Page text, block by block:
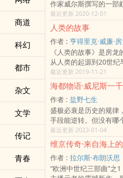
商道
科幻
都市
杂文
文学
传记
青春
精确、充满智慧，我们
优秀的历史作品不需要
品。
间的前后关联。《革命
大家耳熟能详的历史，
不忍释卷。
地区的太平洋战争，完
及败亡的全过程，深入
多角度展示轴心国和同
经济斗争。本系列图书
作者文笔流畅，引经据
精辟的个人见解。本书
而走险》，主要讲述诺
国同盟条约》，美日和
作家威尔斯撰写的一部
类文明的开端，下至第
中，作者对古代埃及、
宗教改革、英国工业革
等，都有独到的叙述。
均有所涉及。《世界简
摆脱了民族主义乃至欧
史》中，威尔斯关注的
化、思想、宗教、艺术
价值的东西。威尔斯以
此，《世界简史》具有
直是青年人学习历史知
最近更新 2020-12-01
人类的故事
作者 : 亨得里克·威廉·
《人类的故事》是房龙
从人类的起源到20世
凝练的论述。作者以深
笔，展示了人类历史的
知的人，还是通读过浩
《人类的故事》中，获
最近更新 2019-11-21
海都物语·威尼斯一
作者 : 盐野七生
盛极必衰是历史的规律
手段能逆转。但没有哪
体制不变的状态下，维
的，只是尽量地减缓衰
已。威尼斯共和国，这
资源的国家，或许正因
艰难的事业做到极致。
最近更新 2023-01-04
维京传奇·来自海上
作者 : 拉尔斯·布朗沃思
“欧洲中世纪三部曲”之